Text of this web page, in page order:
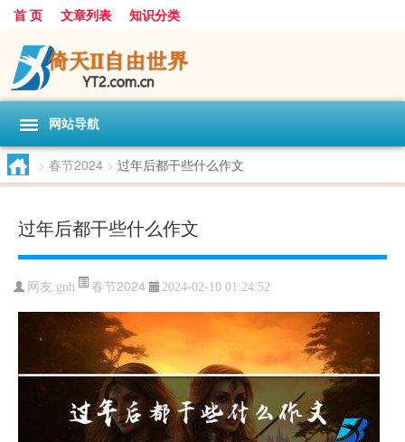
首 页 文章列表 知识分类
网站导航
> 春节2024 > 过年后都干些什么作文
过年后都干些什么作文
网友:gnh 春节2024 2024-02-10 01:24:52